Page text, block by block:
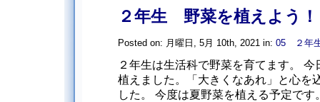
２年生 野菜を植えよう
Posted on: 月曜日, 5月 10th, 2021 in: 05 ２年
２年生は生活科で野菜を育てます。
植えました。「大きくなあれ」と心を
した。 今度は夏野菜を植える予定です